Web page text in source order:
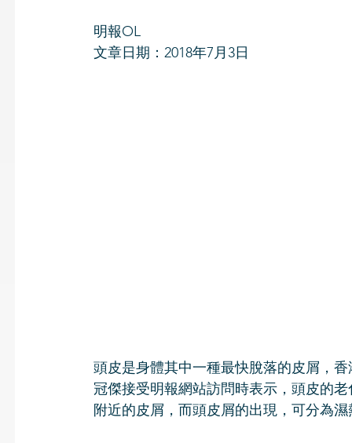
明報OL
文章日期：2018年7月3日
頭皮是身體其中一種最快脫落的皮屑，
冠傑接受明報網站訪問時表示，頭皮的
附近的皮屑，而頭皮屑的出現，可分為